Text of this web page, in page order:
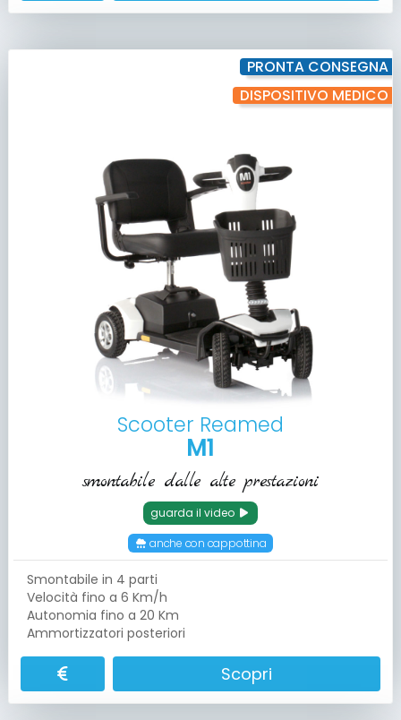
PRONTA CONSEGNA
DISPOSITIVO MEDICO
Scooter Reamed
M1
smontabile dalle alte prestazioni
guarda il video
anche con cappottina
Smontabile in 4 parti
Velocità fino a 6 Km/h
Autonomia fino a 20 Km
Ammortizzatori posteriori
Scopri